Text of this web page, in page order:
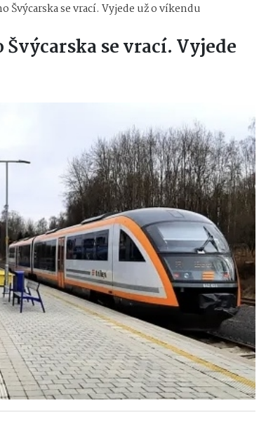
Švýcarska se vrací. Vyjede už o víkendu
se vrací. Vyjede